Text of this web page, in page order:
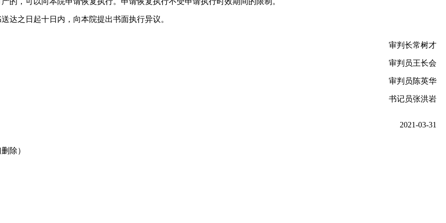
达之日起十日内，向本院提出书面执行异议。
审判长常树才
审判员王长会
审判员陈英华
书记员张洪岩
2021-03-31
除）